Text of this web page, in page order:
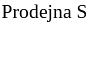
Prodejna